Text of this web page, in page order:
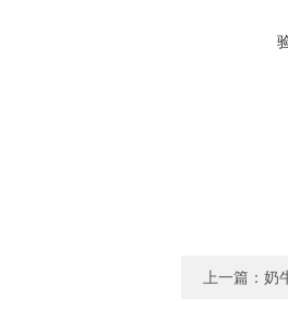
上一篇： 奶